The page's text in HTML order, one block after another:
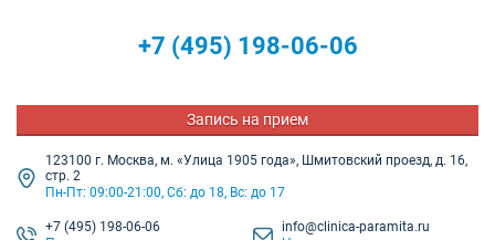
+7 (495) 198-06-06
Запись на прием
123100 г. Москва, м. «Улица 1905 года», Шмитовский проезд, д. 16,
стр. 2
Пн-Пт: 09:00-21:00, Сб: до 18, Вс: до 17
+7 (495) 198-06-06
info@clinica-paramita.ru